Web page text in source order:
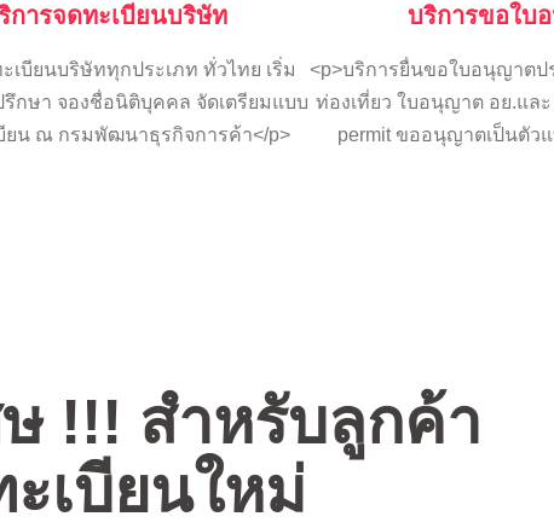
การจดทะเบียนบริษัท
เบียนบริษัททุกประเภท ทั่วไทย เริ่ม
กษา จองชื่อนิติบุคคล จัดเตรียมแบบ
ยน ณ กรมพัฒนาธุรกิจการค้า</p>
บริการขอใบ
<p>บริการยื่นขอใบอนุญาตป
ท่องเที่ยว ใบอนุญาต อย.แล
permit ขออนุญาตเป็นตัว
!!! สำหรับลูกค้า
เบียนใหม่